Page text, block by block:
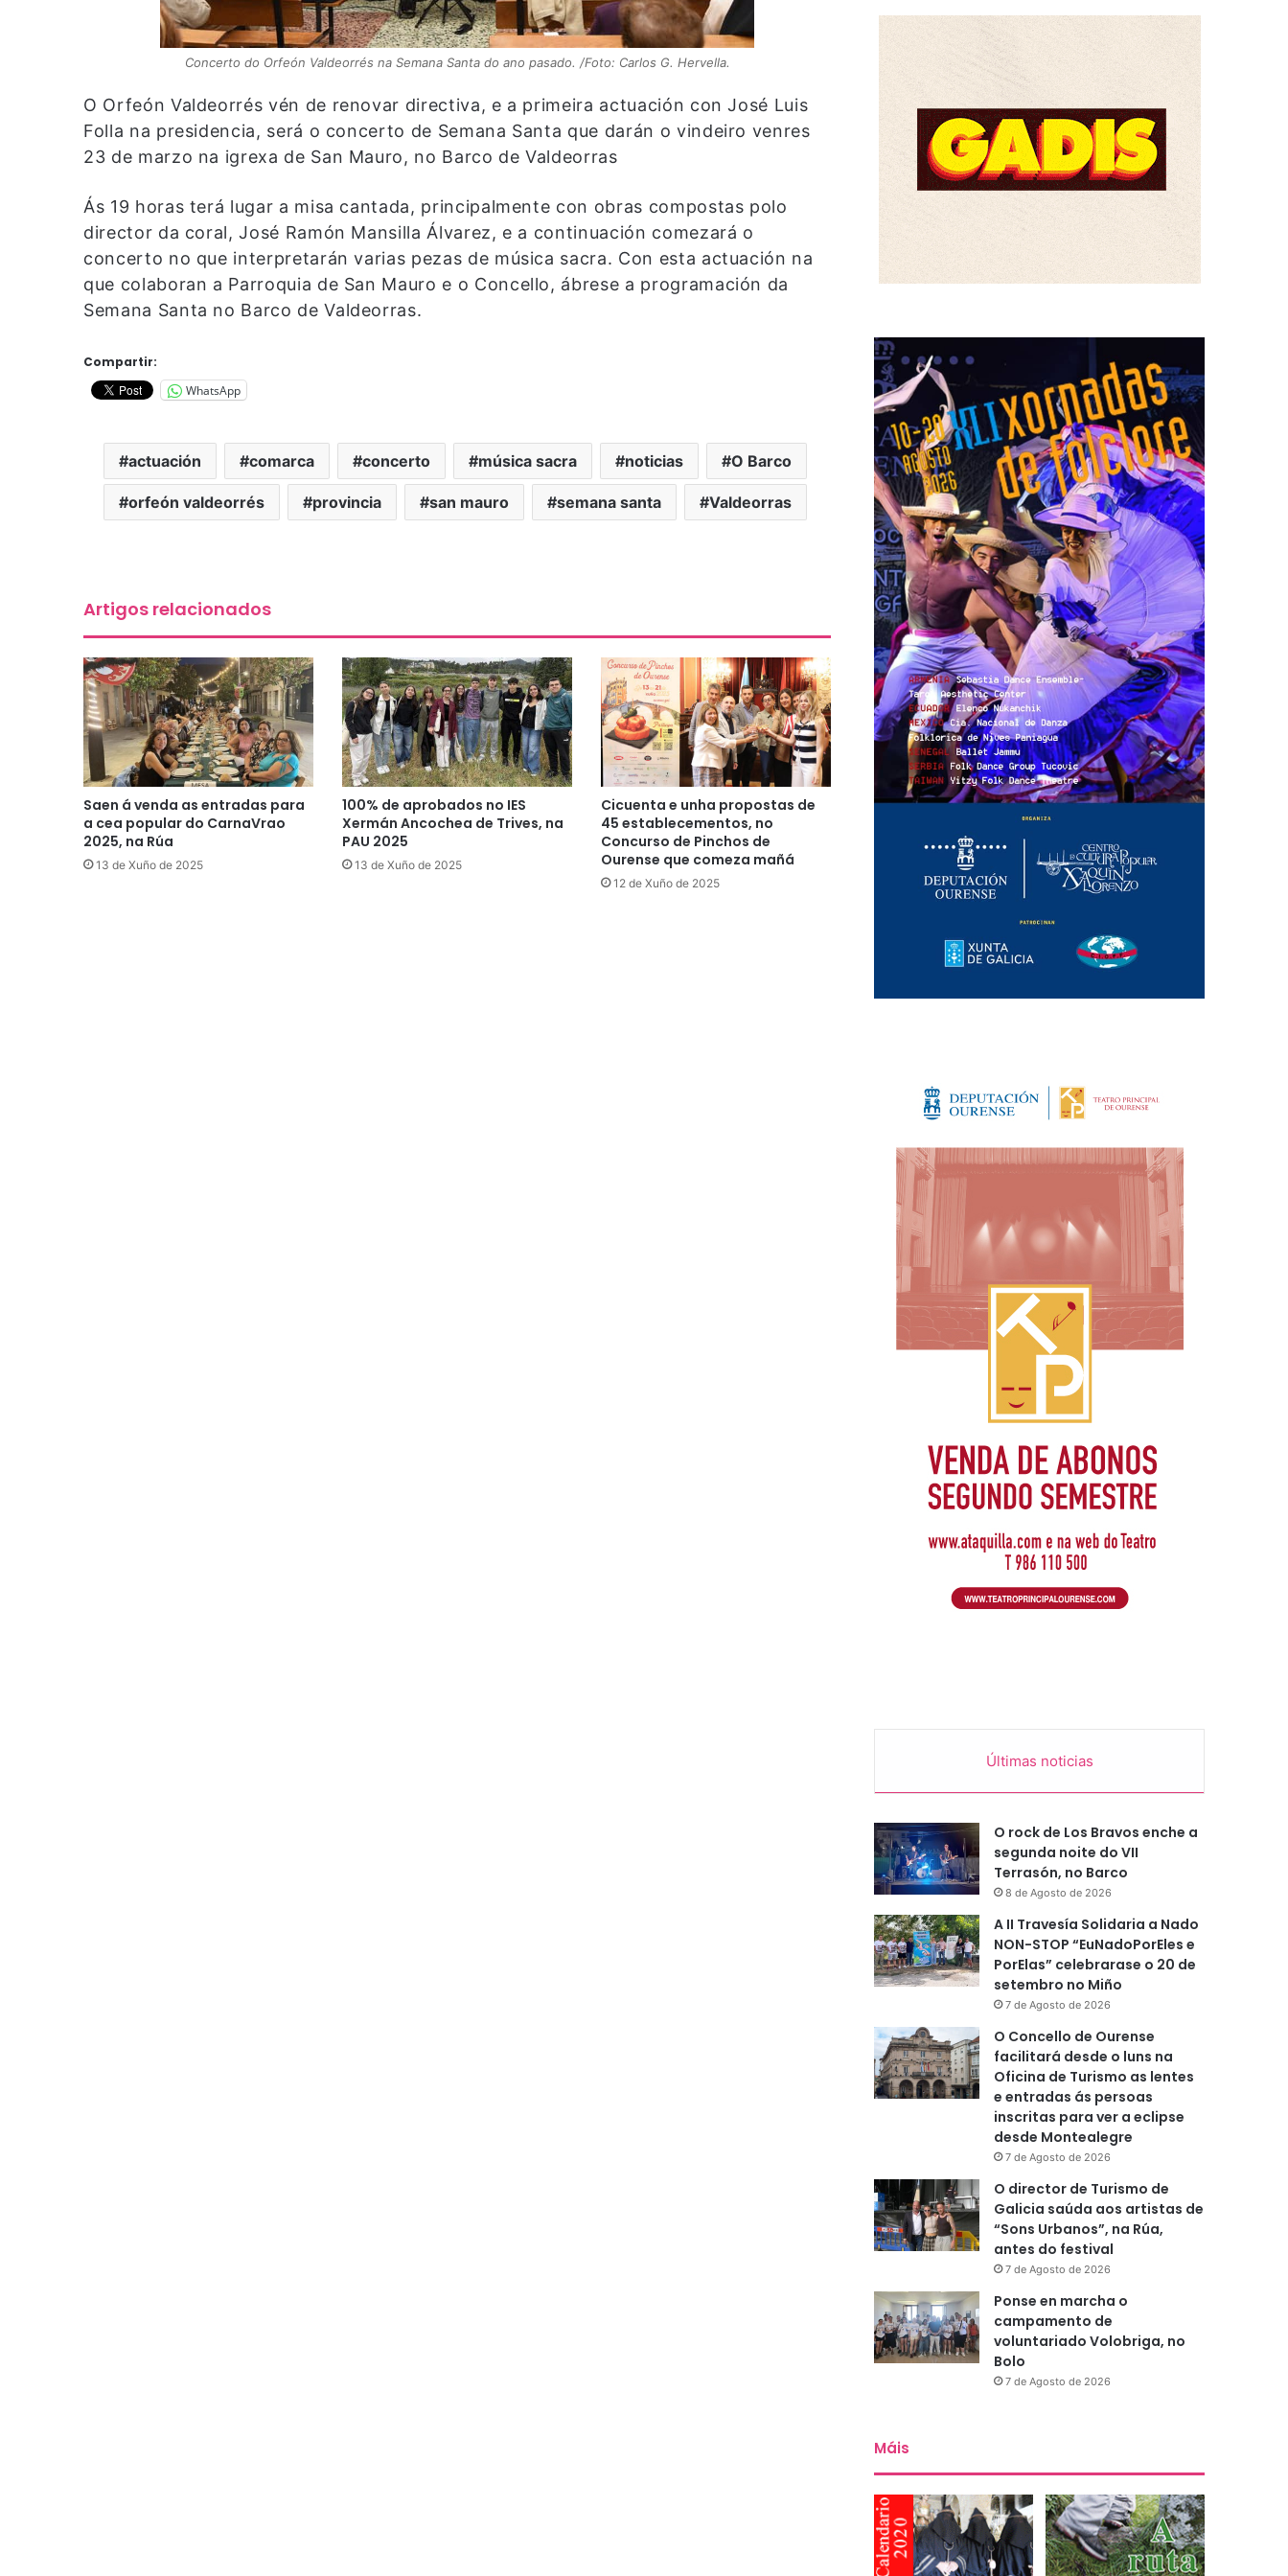
Concerto do Orfeón Valdeorrés na Semana Santa do ano pasado. /Foto: Carlos G. Hervella.
O Orfeón Valdeorrés vén de renovar directiva, e a primeira actuación con José Luis
Folla na presidencia, será o concerto de Semana Santa que darán o vindeiro venres
23 de marzo na igrexa de San Mauro, no Barco de Valdeorras
Ás 19 horas terá lugar a misa cantada, principalmente con obras compostas polo
director da coral, José Ramón Mansilla Álvarez, e a continuación comezará o
concerto no que interpretarán varias pezas de música sacra. Con esta actuación na
que colaboran a Parroquia de San Mauro e o Concello, ábrese a programación da
Semana Santa no Barco de Valdeorras.
Compartir:
WhatsApp
actuación comarca concerto música sacra noticias O Barco
orfeón valdeorrés provincia san mauro semana santa Valdeorras
Artigos relacionados
Saen á venda as entradas para
a cea popular do CarnaVrao
2025, na Rúa
13 de Xuño de 2025
100% de aprobados no IES
Xermán Ancochea de Trives, na
PAU 2025
13 de Xuño de 2025
Cicuenta e unha propostas de
45 establecementos, no
Concurso de Pinchos de
Ourense que comeza mañá
12 de Xuño de 2025
Últimas noticias
O rock de Los Bravos enche a
segunda noite do VII
Terrasón, no Barco
8 de Agosto de 2026
A II Travesía Solidaria a Nado
NON-STOP “EuNadoPorEles e
PorElas” celebrarase o 20 de
setembro no Miño
7 de Agosto de 2026
O Concello de Ourense
facilitará desde o luns na
Oficina de Turismo as lentes
e entradas ás persoas
inscritas para ver a eclipse
desde Montealegre
7 de Agosto de 2026
O director de Turismo de
Galicia saúda aos artistas de
“Sons Urbanos”, na Rúa,
antes do festival
7 de Agosto de 2026
Ponse en marcha o
campamento de
voluntariado Volobriga, no
Bolo
7 de Agosto de 2026
Máis